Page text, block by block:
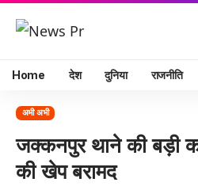
Home देश दुनिया राजनीति
अभी अभी
जक्कनपुर थाने की बड़ी
की खेप बरामद